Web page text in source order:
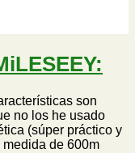
son
no los he usado
(súper práctico y
de 600m